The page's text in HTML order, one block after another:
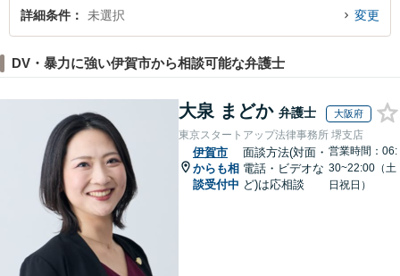
詳細条件 未選択 変更
DV・暴力に強い伊賀市から相談可能な弁護士
大泉 まどか 弁護士 大阪府
東京スタートアップ法律事務所 堺支店
伊賀市
からも相
談受付中
面談方法(対面・
電話・ビデオな
ど)は応相談
営業時間：06:
30~22:00（土
日祝日）